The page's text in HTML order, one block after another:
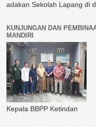
adakan Sekolah Lapang di
KUNJUNGAN DAN
MANDIRI
Kepala BBPP Ketindan